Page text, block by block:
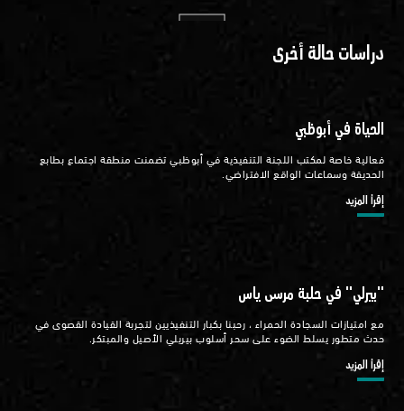
دراسات حالة أخرى
الحياة في أبوظبي
فعالية خاصة لمكتب اللجنة التنفيذية في أبوظبي تضمنت منطقة اجتماع بطابع
الحديقة وسماعات الواقع الافتراضي.
إقرأ المزيد
"بيرلي" في حلبة مرسى ياس
مع امتيازات السجادة الحمراء ، رحبنا بكبار التنفيذيين لتجربة القيادة القصوى في
حدث متطور يسلط الضوء على سحر أسلوب بيريلي الأصيل والمبتكر.
إقرأ المزيد